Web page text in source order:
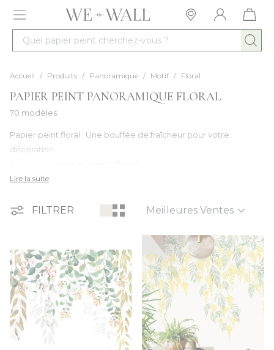
Allez au contenu
Quel papier peint cherchez-vous ?
Accueil / Produits / Panoramique / Motif / Floral
PAPIER PEINT PANORAMIQUE FLORAL
70 modèles
Papier peint floral : Une bouffée de fraîcheur pour votre
décoration
votre intérieur. Qu’il s’agisse d’une envolée de roses vintage, de
insuffle un charme désuet et chic à vos murs. Idéal pour une
ambiance avec élégance et douceur.
Lire la suite
FILTRER Trier par